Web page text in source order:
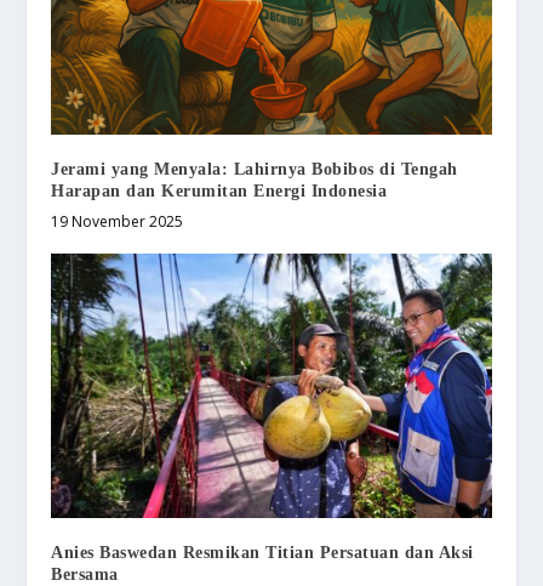
Jerami yang Menyala: Lahirnya Bobibos di Tengah
Harapan dan Kerumitan Energi Indonesia
19 November 2025
Anies Baswedan Resmikan Titian Persatuan dan Aksi
Bersama